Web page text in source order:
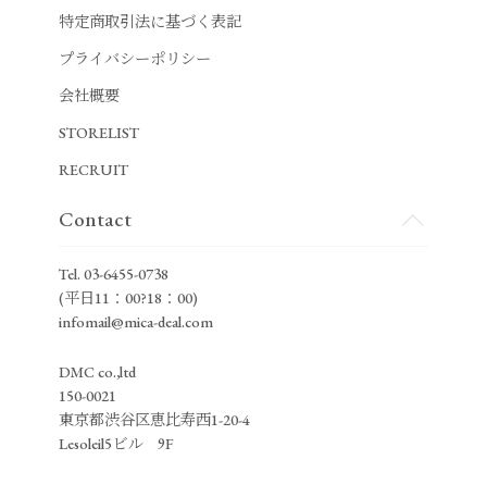
特定商取引法に基づく表記
プライバシーポリシー
会社概要
STORELIST
RECRUIT
Contact
Tel. 03-6455-0738
(平日11：00?18：00)
infomail@mica-deal.com
DMC co.,ltd
150-0021
東京都渋谷区恵比寿西1-20-4
Lesoleil5ビル 9F